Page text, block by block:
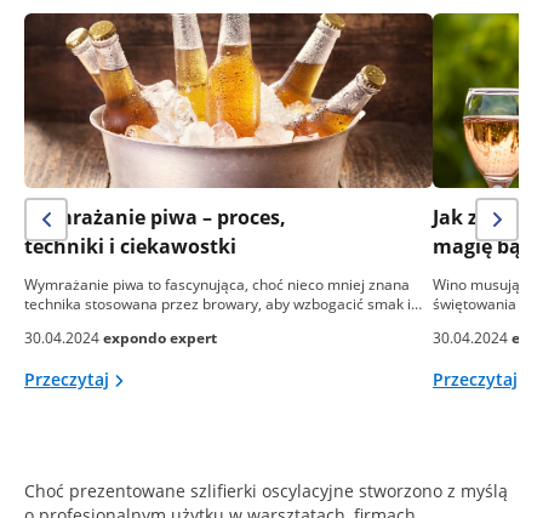
Wymrażanie piwa – proces,
techniki i ciekawostki
Wymrażanie piwa to fascynująca, choć nieco mniej znana
technika stosowana przez browary, aby wzbogacić smak i…
30.04.2024expondo expert
Przeczytaj
Jak zrobić
magię
Wino
świętowania i
30.04.2024
Przeczytaj
Choć prezentowane szlifierki oscylacyjne stworzono z myślą